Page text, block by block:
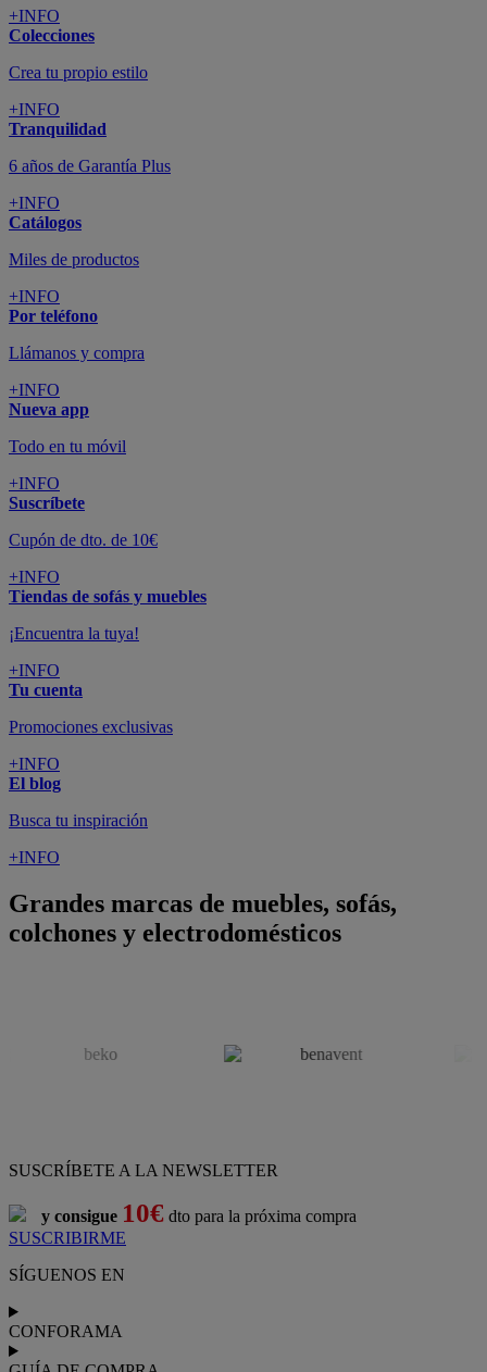
+INFO
Colecciones
Crea tu propio estilo
+INFO
Tranquilidad
6 años de Garantía Plus
+INFO
Catálogos
Miles de productos
+INFO
Por teléfono
Llámanos y compra
+INFO
Nueva app
Todo en tu móvil
+INFO
Suscríbete
Cupón de dto. de 10€
+INFO
Tiendas de sofás y muebles
¡Encuentra la tuya!
+INFO
Tu cuenta
Promociones exclusivas
+INFO
El blog
Busca tu inspiración
+INFO
Grandes marcas de muebles, sofás,
colchones y electrodomésticos
SUSCRÍBETE A LA NEWSLETTER
y consigue 10€ dto para la próxima compra
SUSCRIBIRME
SÍGUENOS EN
CONFORAMA